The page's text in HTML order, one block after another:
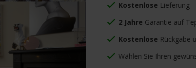
Kostenlose Lieferung
2 Jahre Garantie auf
Kostenlose Rückgabe
Wählen Sie Ihren